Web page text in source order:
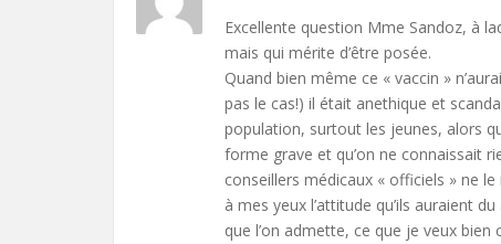
Excellente question Mme Sandoz, à
mais qui mérite d’être posée.
Quand bien même ce « vaccin »
pas le cas!) il était anethique et
population, surtout les jeunes, alors
forme grave et qu’on ne connaissait
conseillers médicaux « officiels » ne
à mes yeux l’attitude qu’ils auraient
que l’on admette, ce que je veux